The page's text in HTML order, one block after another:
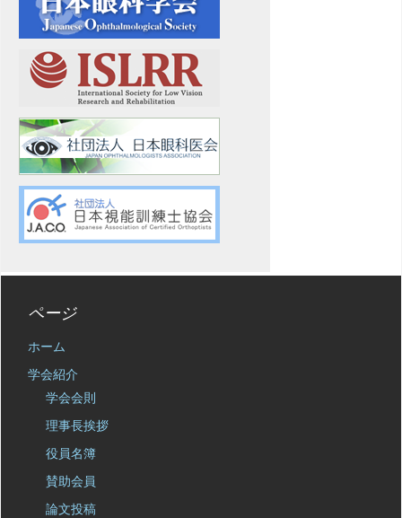
ページ
ホーム
学会紹介
学会会則
理事長挨拶
役員名簿
賛助会員
論文投稿